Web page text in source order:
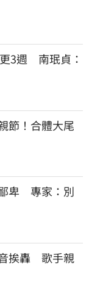
3週　南珉貞：
節！合體大尾
卑　專家：別
挨轟　歌手親